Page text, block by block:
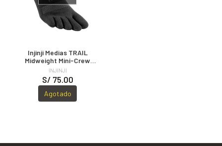
Injinji Medias TRAIL
Midweight Mini-Crew
MIDNIGHT
INJINJI
S/ 75.00
Agotado